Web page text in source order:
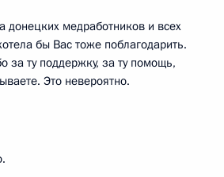
донецких медработников и всех
бы Вас тоже поблагодарить.
за ту поддержку, за ту помощь,
Это невероятно.